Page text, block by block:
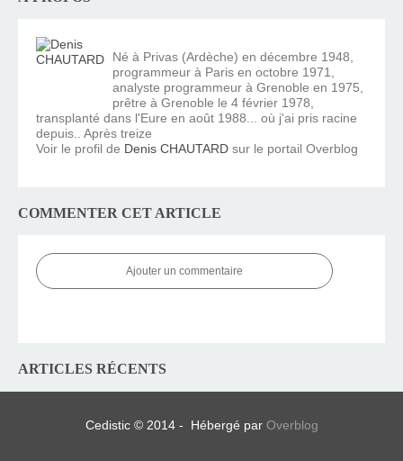
Né à Privas (Ardèche) en décembre 1948,
programmeur à Paris en octobre 1971,
analyste programmeur à Grenoble en 1975,
prêtre à Grenoble le 4 février 1978,
transplanté dans l'Eure en août 1988... où j'ai pris racine
depuis.. Après treize
Voir le profil de Denis CHAUTARD sur le portail Overblog
COMMENTER CET ARTICLE
Ajouter un commentaire
ARTICLES RÉCENTS
Cedistic © 2014 - Hébergé par Overblog